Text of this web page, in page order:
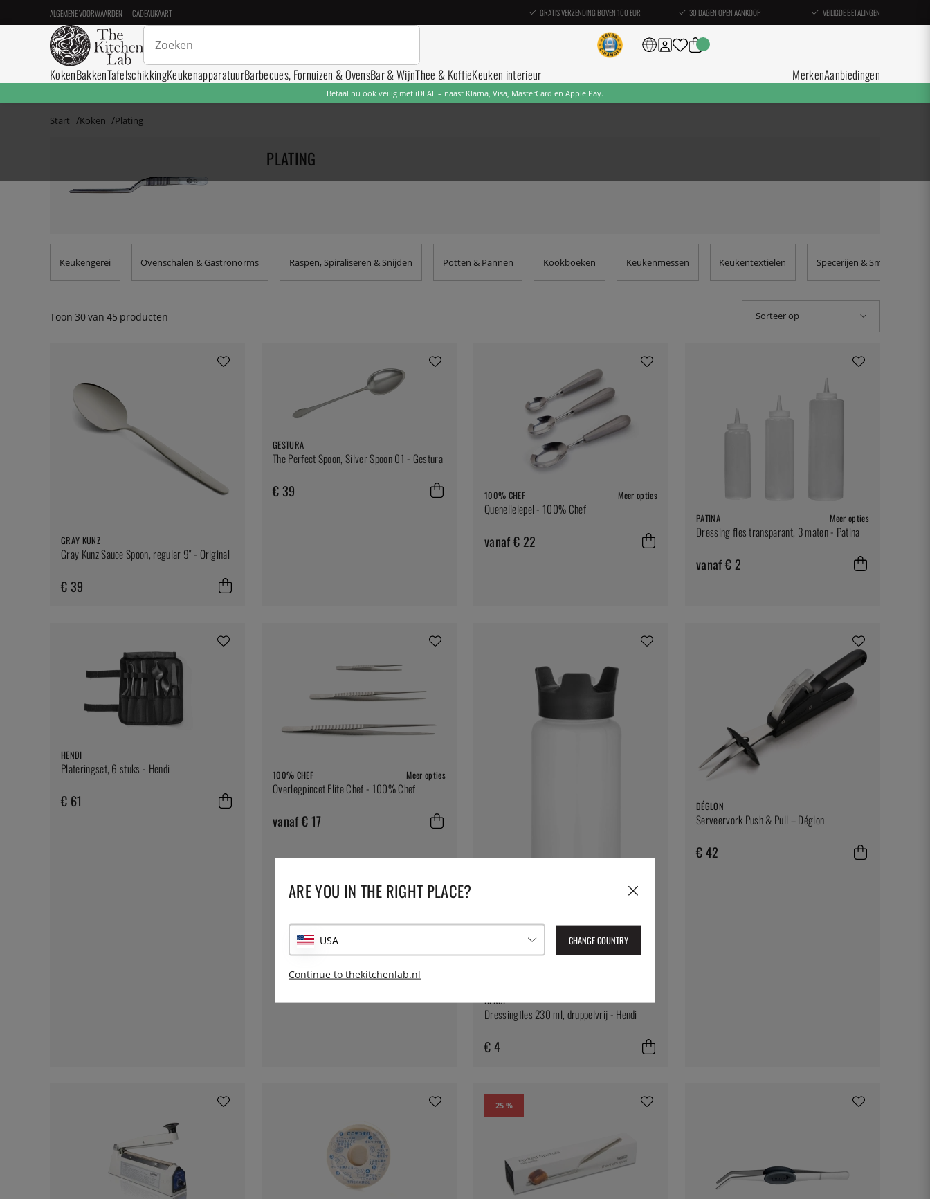
ALGEMENE VOORWAARDEN CADEAUKAART GRATIS VERZENDING BOVEN 100 EUR 30 DAGEN OPEN AANKOOP VEILIGDE BETALINGEN
KokenBakkenTafelschikkingKeukenapparatuurBarbecues, Fornuizen & OvensBar & WijnThee & KoffieKeuken interieur MerkenAanbiedingen
Betaal nu ook veilig met iDEAL – naast Klarna, Visa, MasterCard en Apple Pay.
Start Koken Plating
PLATING
Keukengerei Ovenschalen & Gastronorms Raspen, Spiraliseren & Snijden Potten & Pannen Kookboeken Keukenmessen Keukentextielen Specerijen & Smaakstoffen
Toon 30van 45 producten Sorteer op
GRAY KUNZ
Gray Kunz Sauce Spoon, regular 9" - Original
€ 39
GESTURA
The Perfect Spoon, Silver Spoon 01 - Gestura
€ 39 100% CHEF Meer opties
Quenellelepel - 100% Chef
vanaf € 22
PATINA Meer opties
Dressing fles transparant, 3 maten - Patina
vanaf € 2
HENDI
Plateringset, 6 stuks - Hendi
€ 61
100% CHEF Meer opties
Overlegpincet Elite Chef - 100% Chef
vanaf € 17
HENDI
Dressingfles 230 ml, druppelvrij - Hendi
€ 4
DÉGLON
Serveervork Push & Pull – Déglon
€ 42
25 %
ARE YOU IN THE RIGHT PLACE?
USA CHANGE COUNTRY
Continue to thekitchenlab.nl